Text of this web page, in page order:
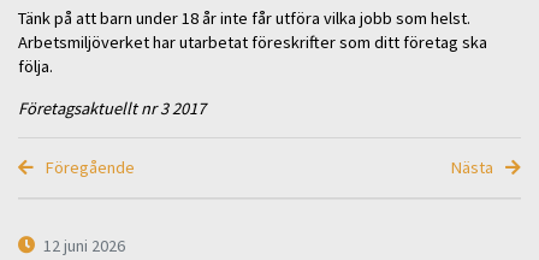
Tänk på att barn under 18 år inte får utföra vilka jobb som helst.
Arbetsmiljöverket har utarbetat föreskrifter som ditt företag ska
följa.
Företagsaktuellt nr 3 2017
Föregående Nästa
12 juni 2026